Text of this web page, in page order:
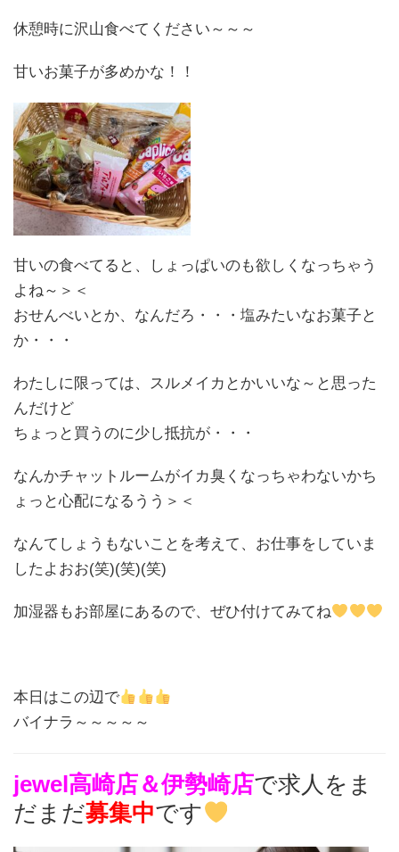
休憩時に沢山食べてください～～～
甘いお菓子が多めかな！！
甘いの食べてると、しょっぱいのも欲しくなっちゃう
よね～＞＜
おせんべいとか、なんだろ・・・塩みたいなお菓子と
か・・・
わたしに限っては、スルメイカとかいいな～と思った
んだけど
ちょっと買うのに少し抵抗が・・・
なんかチャットルームがイカ臭くなっちゃわないかち
ょっと心配になるうう＞＜
なんてしょうもないことを考えて、お仕事をしていま
したよおお(笑)(笑)(笑)
加湿器もお部屋にあるので、ぜひ付けてみてね
本日はこの辺で
バイナラ～～～～～
jewel高崎店＆伊勢崎店で求人をま
だまだ募集中です